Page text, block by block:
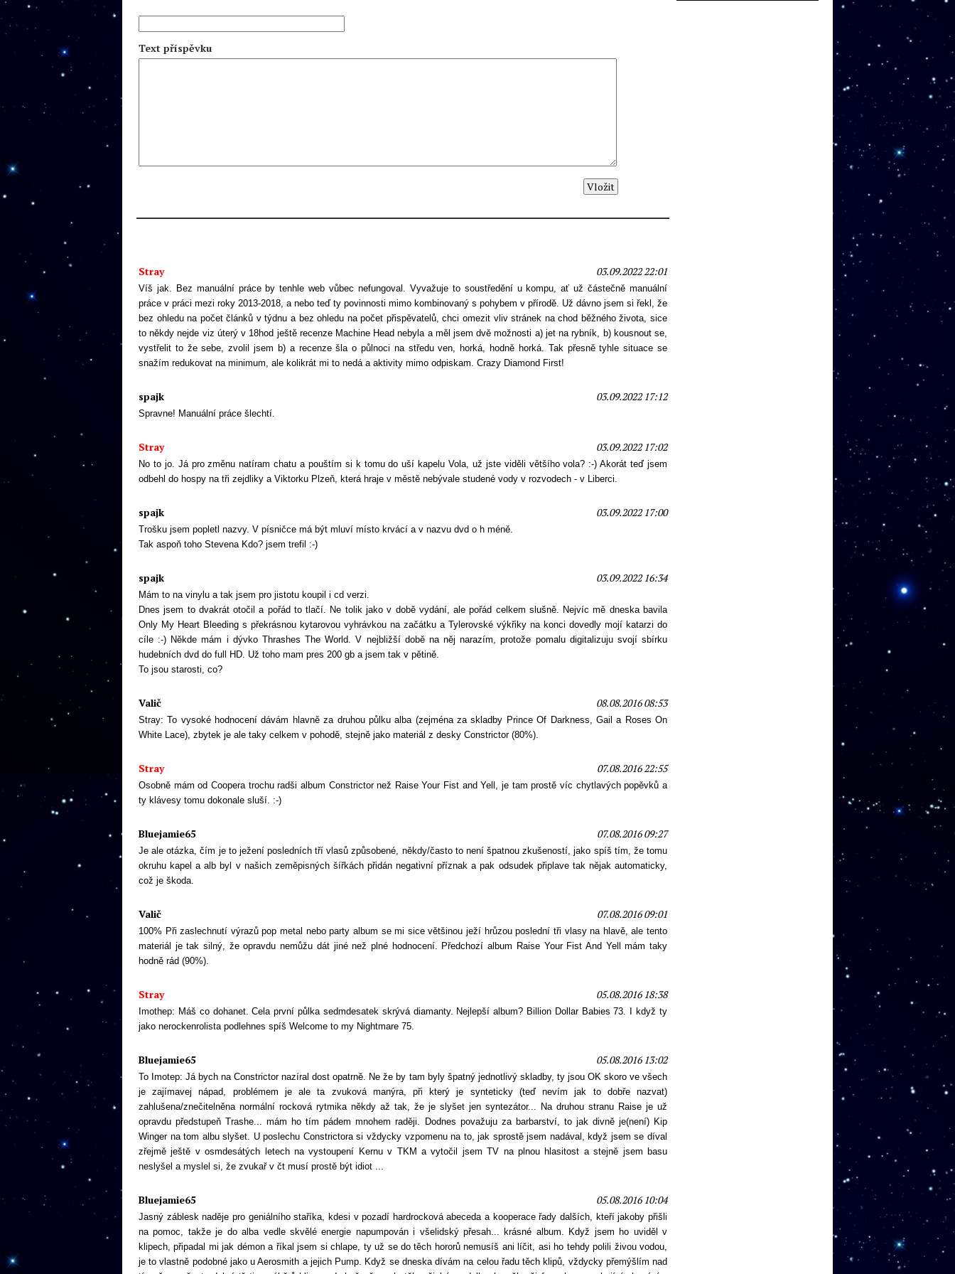
Text příspěvku
Stray 03.09.2022 22:01
Víš jak. Bez manuální práce by tenhle web vůbec nefungoval. Vyvažuje to soustředění u kompu, ať už částečně manuální
práce v práci mezi roky 2013-2018, a nebo teď ty povinnosti mimo kombinovaný s pohybem v přírodě. Už dávno jsem si řekl, že
bez ohledu na počet článků v týdnu a bez ohledu na počet přispěvatelů, chci omezit vliv stránek na chod běžného života, sice
to někdy nejde viz úterý v 18hod ještě recenze Machine Head nebyla a měl jsem dvě možnosti a) jet na rybník, b) kousnout se,
vystřelit to že sebe, zvolil jsem b) a recenze šla o půlnoci na středu ven, horká, hodně horká. Tak přesně tyhle situace se
snažím redukovat na minimum, ale kolikrát mi to nedá a aktivity mimo odpiskam. Crazy Diamond First!
spajk 03.09.2022 17:12
Spravne! Manuální práce šlechtí.
Stray 03.09.2022 17:02
No to jo. Já pro změnu natíram chatu a pouštím si k tomu do uší kapelu Vola, už jste viděli většího vola? :-) Akorát teď jsem
odbehl do hospy na tři zejdliky a Viktorku Plzeň, která hraje v městě nebývale studené vody v rozvodech - v Liberci.
spajk 03.09.2022 17:00
Trošku jsem popletl nazvy. V písničce má být mluví místo krvácí a v nazvu dvd o h méně.
Tak aspoň toho Stevena Kdo? jsem trefil :-)
spajk 03.09.2022 16:34
Mám to na vinylu a tak jsem pro jistotu koupil i cd verzi.
Dnes jsem to dvakrát otočil a pořád to tlačí. Ne tolik jako v době vydání, ale pořád celkem slušně. Nejvíc mě dneska bavila
Only My Heart Bleeding s překrásnou kytarovou vyhrávkou na začátku a Tylerovské výkřiky na konci dovedly mojí katarzi do
cíle :-) Někde mám i dývko Thrashes The World. V nejbližší době na něj narazím, protože pomalu digitalizuju svojí sbírku
hudebních dvd do full HD. Už toho mam pres 200 gb a jsem tak v pětině.
To jsou starosti, co?
Valič 08.08.2016 08:53
Stray: To vysoké hodnocení dávám hlavně za druhou půlku alba (zejména za skladby Prince Of Darkness, Gail a Roses On
White Lace), zbytek je ale taky celkem v pohodě, stejně jako materiál z desky Constrictor (80%).
Stray 07.08.2016 22:55
Osobně mám od Coopera trochu radši album Constrictor než Raise Your Fist and Yell, je tam prostě víc chytlavých popěvků a
ty klávesy tomu dokonale sluší. :-)
Bluejamie65 07.08.2016 09:27
Je ale otázka, čím je to ježení posledních tří vlasů způsobené, někdy/často to není špatnou zkušeností, jako spíš tím, že tomu
okruhu kapel a alb byl v našich zeměpisných šířkách přidán negativní příznak a pak odsudek připlave tak nějak automaticky,
což je škoda.
Valič 07.08.2016 09:01
100% Při zaslechnutí výrazů pop metal nebo party album se mi sice většinou ježí hrůzou poslední tři vlasy na hlavě, ale tento
materiál je tak silný, že opravdu nemůžu dát jiné než plné hodnocení. Předchozí album Raise Your Fist And Yell mám taky
hodně rád (90%).
Stray 05.08.2016 18:38
Imothep: Máš co dohanet. Cela první půlka sedmdesatek skrývá diamanty. Nejlepší album? Billion Dollar Babies 73. I když ty
jako nerockenrolista podlehnes spíš Welcome to my Nightmare 75.
Bluejamie65 05.08.2016 13:02
To Imotep: Já bych na Constrictor nazíral dost opatrně. Ne že by tam byly špatný jednotlivý skladby, ty jsou OK skoro ve všech
je zajímavej nápad, problémem je ale ta zvuková manýra, při který je synteticky (teď nevím jak to dobře nazvat)
zahlušena/znečitelněna normální rocková rytmika někdy až tak, že je slyšet jen syntezátor... Na druhou stranu Raise je už
opravdu předstupeň Trashe... mám ho tím pádem mnohem raději. Dodnes považuju za barbarství, to jak divně je(není) Kip
Winger na tom albu slyšet. U poslechu Constrictora si vždycky vzpomenu na to, jak sprostě jsem nadával, když jsem se díval
zřejmě ještě v osmdesátých letech na vystoupení Kernu v TKM a vytočil jsem TV na plnou hlasitost a stejně jsem basu
neslyšel a myslel si, že zvukař v čt musí prostě být idiot ...
Bluejamie65 05.08.2016 10:04
Jasný záblesk naděje pro geniálního staříka, kdesi v pozadí hardrocková abeceda a kooperace řady dalších, kteří jakoby přišli
na pomoc, takže je do alba vedle skvělé energie napumpován i všelidský přesah... krásné album. Když jsem ho uviděl v
klipech, připadal mi jak démon a říkal jsem si chlape, ty už se do těch hororů nemusíš ani líčit, asi ho tehdy polili živou vodou,
je to vlastně podobné jako u Aerosmith a jejich Pump. Když se dneska dívám na celou řadu těch klipů, vždycky přemýšlím nad